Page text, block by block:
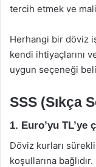
tercih etmek ve
Herhangi bir döviz
kendi ihtiyaçlarını
uygun seçeneği
SSS (Sıkça
1. Euro’yu
Döviz kurları
koşullarına